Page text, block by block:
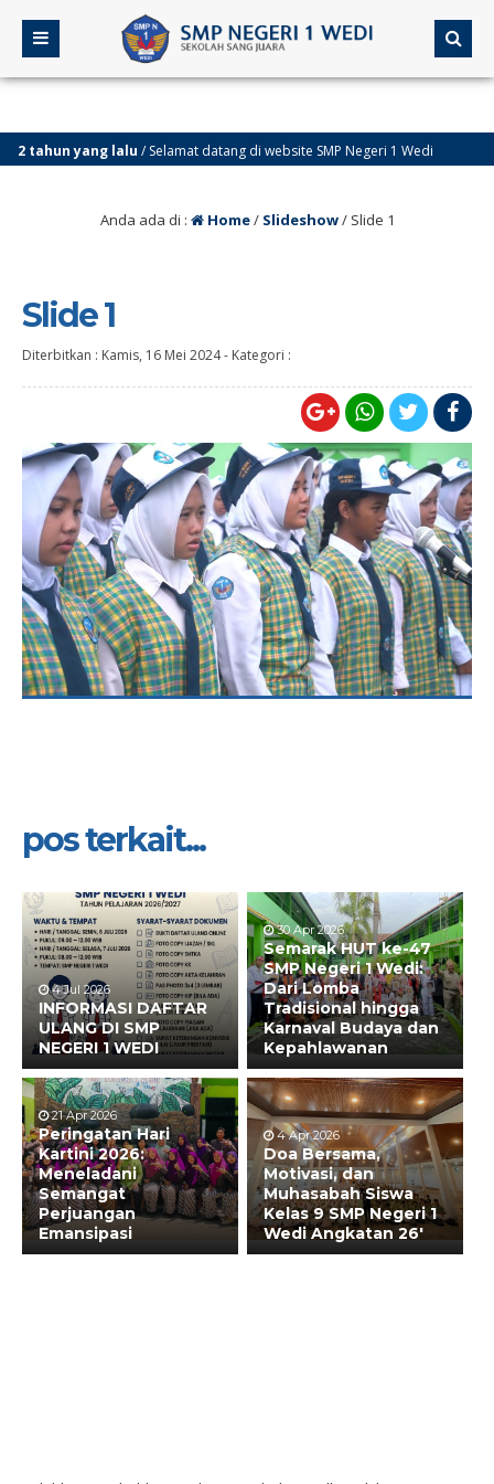
2 tahun yang lalu/ Selamat datang di website SMP Negeri 1 Wedi
Anda ada di : Home/ Slideshow/ Slide 1
Slide 1
Diterbitkan : Kamis, 16 Mei 2024- Kategori :
pos terkait...
4 Jul 2026
INFORMASI DAFTAR
ULANG DI SMP
NEGERI 1 WEDI
30 Apr 2026
Semarak HUT ke-47
SMP Negeri 1 Wedi:
Dari Lomba
Tradisional hingga
Karnaval Budaya dan
Kepahlawanan
21 Apr 2026
Peringatan Hari
Kartini 2026:
Meneladani
Semangat
Perjuangan
Emansipasi
4 Apr 2026
Doa Bersama,
Motivasi, dan
Muhasabah Siswa
Kelas 9 SMP Negeri 1
Wedi Angkatan 26′